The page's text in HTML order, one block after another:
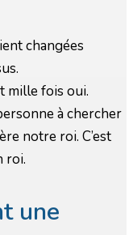
changées
mille fois oui.
à chercher
notre roi. C’est
roi.
une